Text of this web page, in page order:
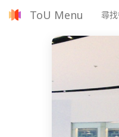
ToU Menu 尋